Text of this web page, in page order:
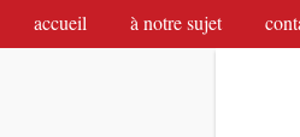
accueil à notre sujet